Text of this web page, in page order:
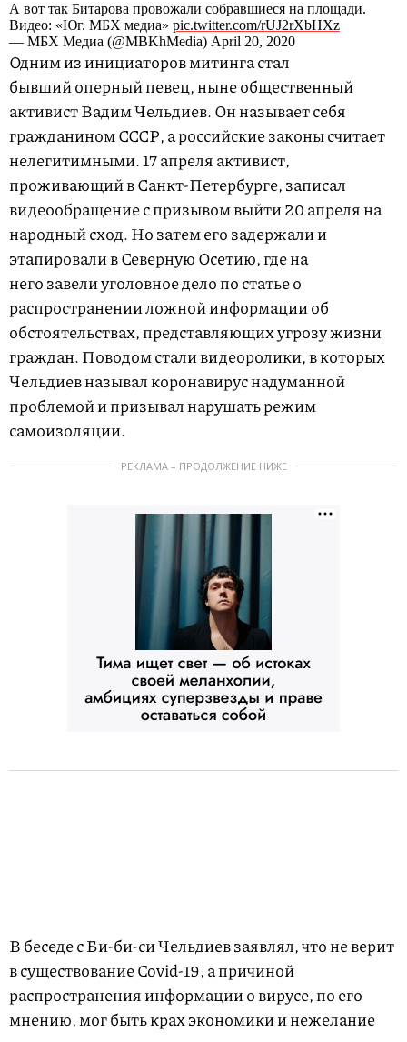
А вот так Битарова провожали собравшиеся на площади.
Видео: «Юг. МБХ медиа» pic.twitter.com/rUJ2rXbHXz
— МБХ Медиа (@MBKhMedia) April 20, 2020
Одним из инициаторов митинга стал
бывший оперный певец, ныне общественный
активист Вадим Чельдиев. Он называет себя
гражданином СССР, а российские законы считает
нелегитимными. 17 апреля активист,
проживающий в Санкт-Петербурге, записал
видеообращение с призывом выйти 20 апреля на
народный сход. Но затем его задержали и
этапировали в Северную Осетию, где на
него завели уголовное дело по статье о
распространении ложной информации об
обстоятельствах, представляющих угрозу жизни
граждан. Поводом стали видеоролики, в которых
Чельдиев называл коронавирус надуманной
проблемой и призывал нарушать режим
самоизоляции.
РЕКЛАМА – ПРОДОЛЖЕНИЕ НИЖЕ
В беседе с Би-би-си Чельдиев заявлял, что не верит
в существование Covid-19, а причиной
распространения информации о вирусе, по его
мнению, мог быть крах экономики и нежелание